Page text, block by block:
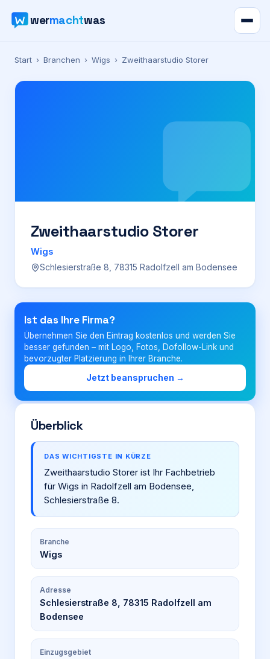
wermachtwas
Verzeichnis
Karte
Preise
Für Firmen
Login
Firma eintragen
Start › Branchen › Wigs › Zweithaarstudio Storer
Zweithaarstudio Storer
Wigs
Schlesierstraße 8, 78315 Radolfzell am Bodensee
Ist das Ihre Firma?
Übernehmen Sie den Eintrag kostenlos und werden Sie
besser gefunden – mit Logo, Fotos, Dofollow-Link und
bevorzugter Platzierung in Ihrer Branche.
Jetzt beanspruchen →
Überblick
DAS WICHTIGSTE IN KÜRZE
Zweithaarstudio Storer ist Ihr Fachbetrieb
für Wigs in Radolfzell am Bodensee,
Schlesierstraße 8.
Branche
Wigs
Adresse
Schlesierstraße 8, 78315 Radolfzell am
Bodensee
Einzugsgebiet